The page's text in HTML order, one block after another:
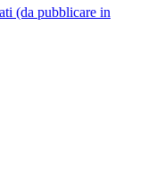
(da pubblicare in